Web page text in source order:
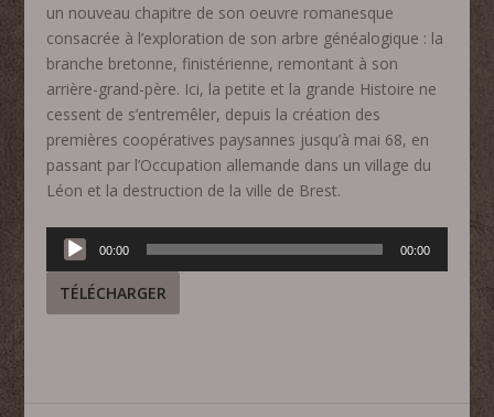
un nouveau chapitre de son oeuvre romanesque
consacrée à l’exploration de son arbre généalogique : la
branche bretonne, finistérienne, remontant à son
arrière-grand-père. Ici, la petite et la grande Histoire ne
cessent de s’entremêler, depuis la création des
premières coopératives paysannes jusqu’à mai 68, en
passant par l’Occupation allemande dans un village du
Léon et la destruction de la ville de Brest.
Lecteur
audio
00:00 00:00
TÉLÉCHARGER